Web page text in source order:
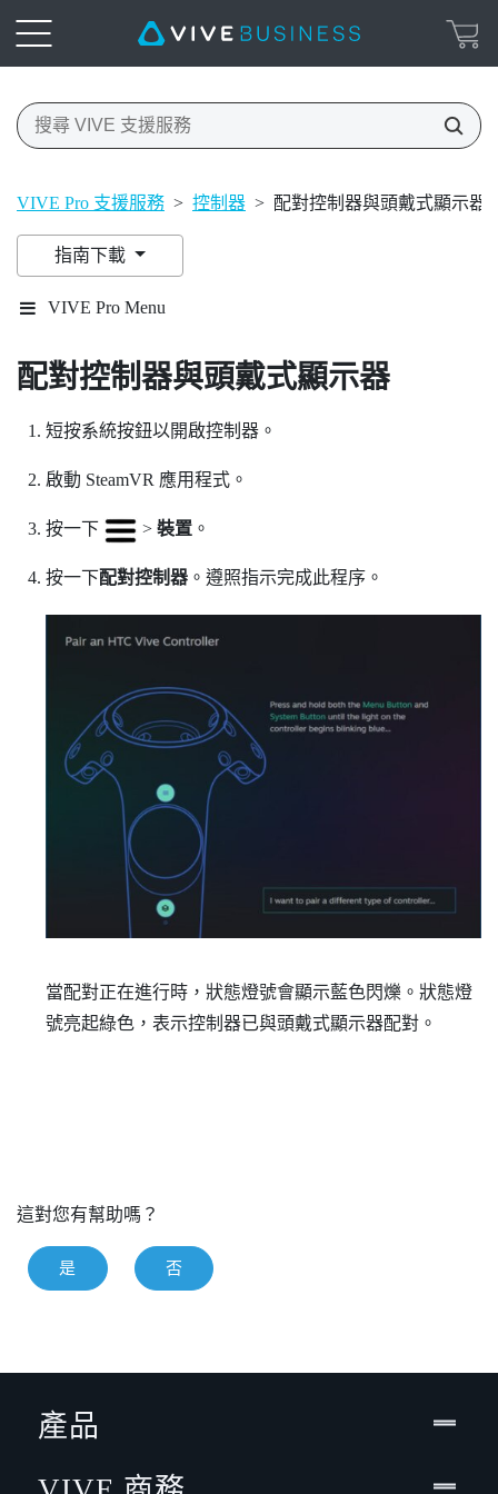
VIVE Pro 支援服務 > 控制器 > 配對控制器與頭戴式顯示器
指南下載
VIVE Pro Menu
配對控制器與頭戴式顯示器
短按系統按鈕以開啟控制器。
啟動 SteamVR 應用程式。
按一下 > 裝置。
按一下配對控制器。遵照指示完成此程序。
當配對正在進行時，狀態燈號會顯示藍色閃爍。狀態燈
號亮起綠色，表示控制器已與頭戴式顯示器配對。
這對您有幫助嗎？
是 否
產品